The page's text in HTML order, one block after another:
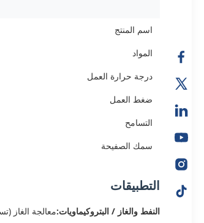
اسم المنتج
المواد
درجة حرارة العمل
ضغط العمل
التسامح
سمك الصفيحة
التطبيقات
النفط والغاز / البتروكيماويات:معالجة الغاز